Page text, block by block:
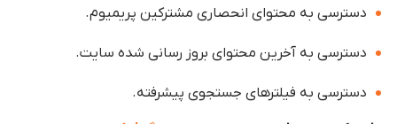
دسترسی به محتوای انحصاری مشترکین پریمیوم.
دسترسی به آخرین محتوای بروز رسانی شده سایت.
دسترسی به فیلترهای جستجوی پیشرفته.